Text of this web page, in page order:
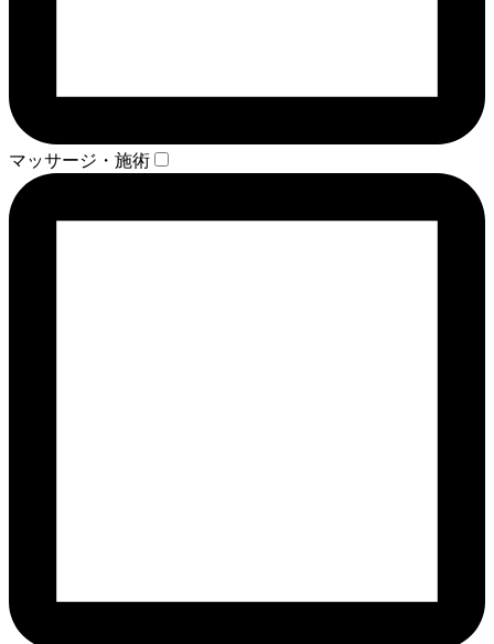
マッサージ・施術